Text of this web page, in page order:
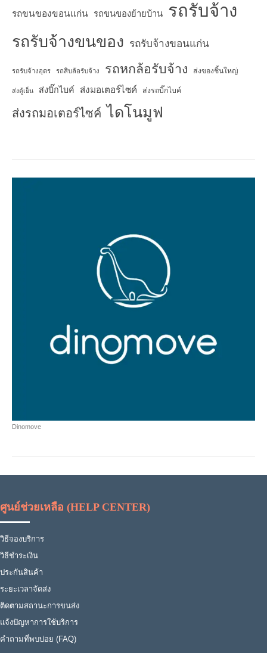
รถขนของขอนแก่น รถขนของย้ายบ้าน รถรับจ้าง
รถรับจ้างขนของ รถรับจ้างขอนแก่น
รถรับจ้างอุดร รถสิบล้อรับจ้าง รถหกล้อรับจ้าง ส่งของชิ้นใหญ่
ส่งตู้เย็น ส่งบิ๊กไบค์ ส่งมอเตอร์ไซค์ ส่งรถบิ๊กไบค์
ส่งรถมอเตอร์ไซค์ ไดโนมูฟ
Dinomove
ศูนย์ช่วยเหลือ (HELP CENTER)
วิธีจองบริการ
วิธีชำระเงิน
ประกันสินค้า
ระยะเวลาจัดส่ง
ติดตามสถานะการขนส่ง
แจ้งปัญหาการใช้บริการ
คำถามที่พบบ่อย (FAQ)